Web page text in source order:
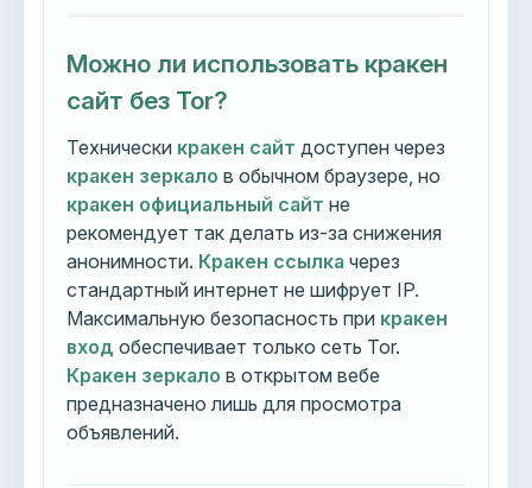
Можно ли использовать кракен
сайт без Tor?
Технически кракен сайт доступен через
кракен зеркало в обычном браузере, но
кракен официальный сайт не
рекомендует так делать из-за снижения
анонимности. Кракен ссылка через
стандартный интернет не шифрует IP.
Максимальную безопасность при кракен
вход обеспечивает только сеть Tor.
Кракен зеркало в открытом вебе
предназначено лишь для просмотра
объявлений.